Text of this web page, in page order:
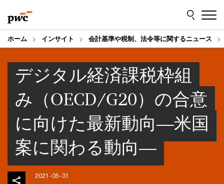
to
content
to
footer
ホーム インサイト 会計基準や税制、法令等に関するニュース
デジタル経済課税枠組
み（OECD/G20）の合意
に向けた最新動向―米国
案に関わる動向―
2021-05-31